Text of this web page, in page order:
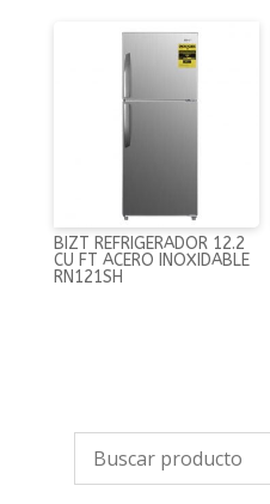
BIZT REFRIGERADOR 12.2
CU FT ACERO INOXIDABLE
RN121SH